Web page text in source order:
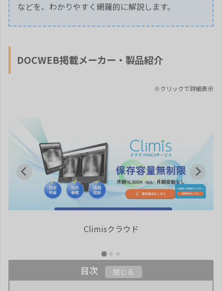
などを、わかりやすく網羅的に解説します。
DOCWEB掲載メーカー・製品紹介
※クリックで詳細表示
フルクラウド型PACS「LOOKREC」
目次 閉じる